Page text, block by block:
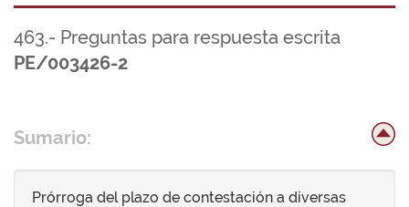
463.- Preguntas para respuesta escrita
PE/003426-2
Sumario:
Prórroga del plazo de contestación a diversas